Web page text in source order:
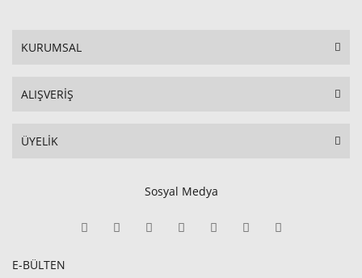
KURUMSAL
ALIŞVERİŞ
ÜYELİK
Sosyal Medya
E-BÜLTEN